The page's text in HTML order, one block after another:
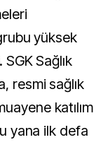
yüksek
Sağlık
resmi sağlık
katılım
yana ilk defa